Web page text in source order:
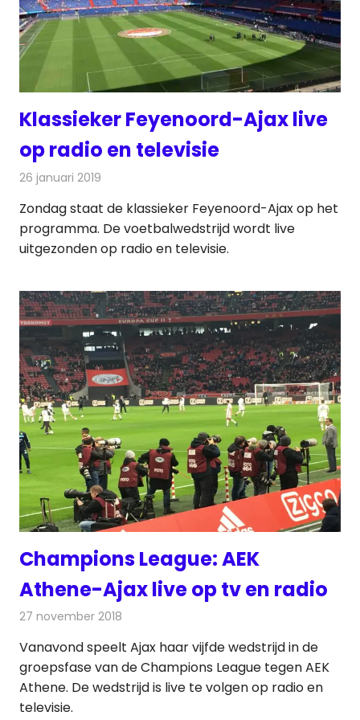
Klassieker Feyenoord-Ajax live
op radio en televisie
26 januari 2019
Zondag staat de klassieker Feyenoord-Ajax op het
programma. De voetbalwedstrijd wordt live
uitgezonden op radio en televisie.
Champions League: AEK
Athene-Ajax live op tv en radio
27 november 2018
Vanavond speelt Ajax haar vijfde wedstrijd in de
groepsfase van de Champions League tegen AEK
Athene. De wedstrijd is live te volgen op radio en
televisie.